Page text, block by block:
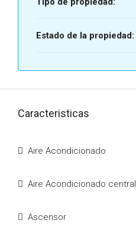
Estado de la propiedad:
Caracteristicas
Aire Acondicionado
Aire Acondicionado central
Ascensor